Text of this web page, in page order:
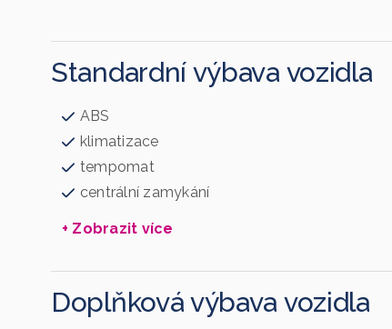
Standardní výbava vozidla
ABS
klimatizace
tempomat
centrální zamykání
+ Zobrazit více
Doplňková výbava vozidla